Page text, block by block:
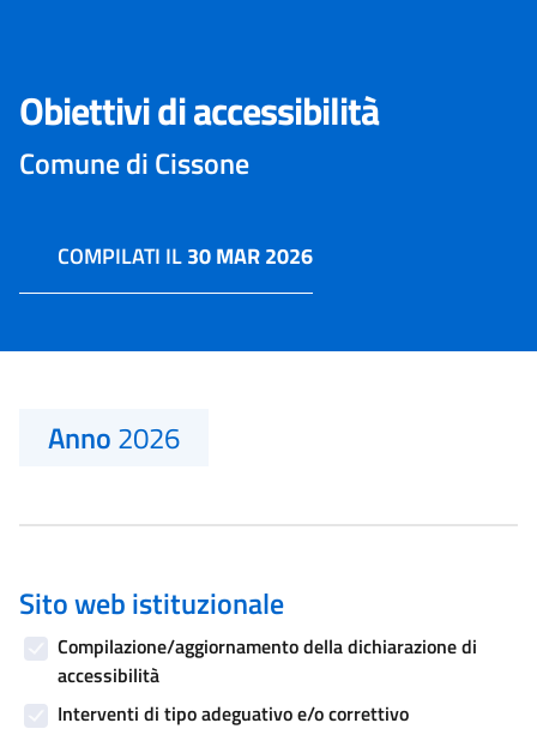
Obiettivi di accessibilità
Comune di Cissone
COMPILATI IL30 MAR 2026
Anno2026
Sito web istituzionale
Compilazione/aggiornamento della dichiarazione di
accessibilità
Interventi di tipo adeguativo e/o correttivo